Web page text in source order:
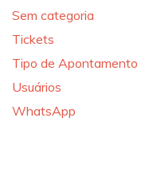
Sem categoria
Tickets
Tipo de Apontamento
Usuários
WhatsApp